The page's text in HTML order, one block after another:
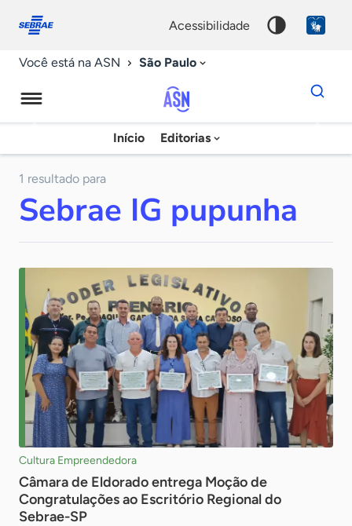
conosco
acessibilidade
Você está na ASN São Paulo
Agência
Sebrae
Notícias
Início Editorias
Dados
para
chave
1 resultado para
Sebrae IG pupunha
Cultura Empreendedora
Câmara de Eldorado entrega Moção de
Congratulações ao Escritório Regional do
Sebrae-SP